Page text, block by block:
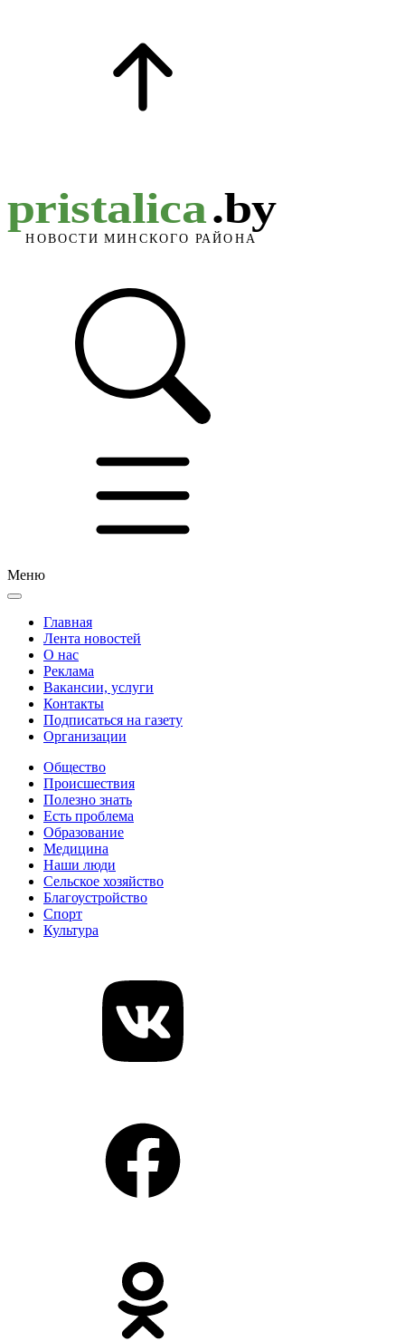
Меню
Главная
Лента новостей
О нас
Реклама
Вакансии, услуги
Контакты
Подписаться на газету
Организации
Общество
Происшествия
Полезно знать
Есть проблема
Образование
Медицина
Наши люди
Сельское хозяйство
Благоустройство
Спорт
Культура